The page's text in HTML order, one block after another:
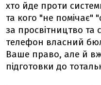
хто йде проти
та кого "не помічає"
за просвітництво та
телефон власний
Ваше право, але й
підготовки до